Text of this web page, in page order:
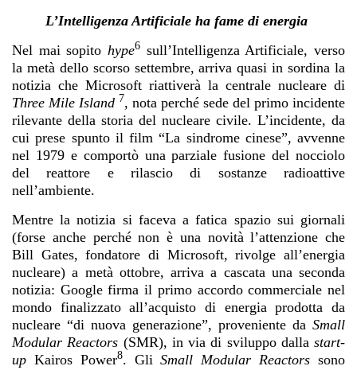
L’Intelligenza Artificiale ha fame di energia
Nel mai sopito hype6 sull’Intelligenza Artificiale, verso
la metà dello scorso settembre, arriva quasi in sordina la
notizia che Microsoft riattiverà la centrale nucleare di
Three Mile Island 7, nota perché sede del primo incidente
rilevante della storia del nucleare civile. L’incidente, da
cui prese spunto il film “La sindrome cinese”, avvenne
nel 1979 e comportò una parziale fusione del nocciolo
del reattore e rilascio di sostanze radioattive
nell’ambiente.
Mentre la notizia si faceva a fatica spazio sui giornali
(forse anche perché non è una novità l’attenzione che
Bill Gates, fondatore di Microsoft, rivolge all’energia
nucleare) a metà ottobre, arriva a cascata una seconda
notizia: Google firma il primo accordo commerciale nel
mondo finalizzato all’acquisto di energia prodotta da
nucleare “di nuova generazione”, proveniente da Small
Modular Reactors (SMR), in via di sviluppo dalla start-
up Kairos Power8. GliSmall Modular Reactors sono